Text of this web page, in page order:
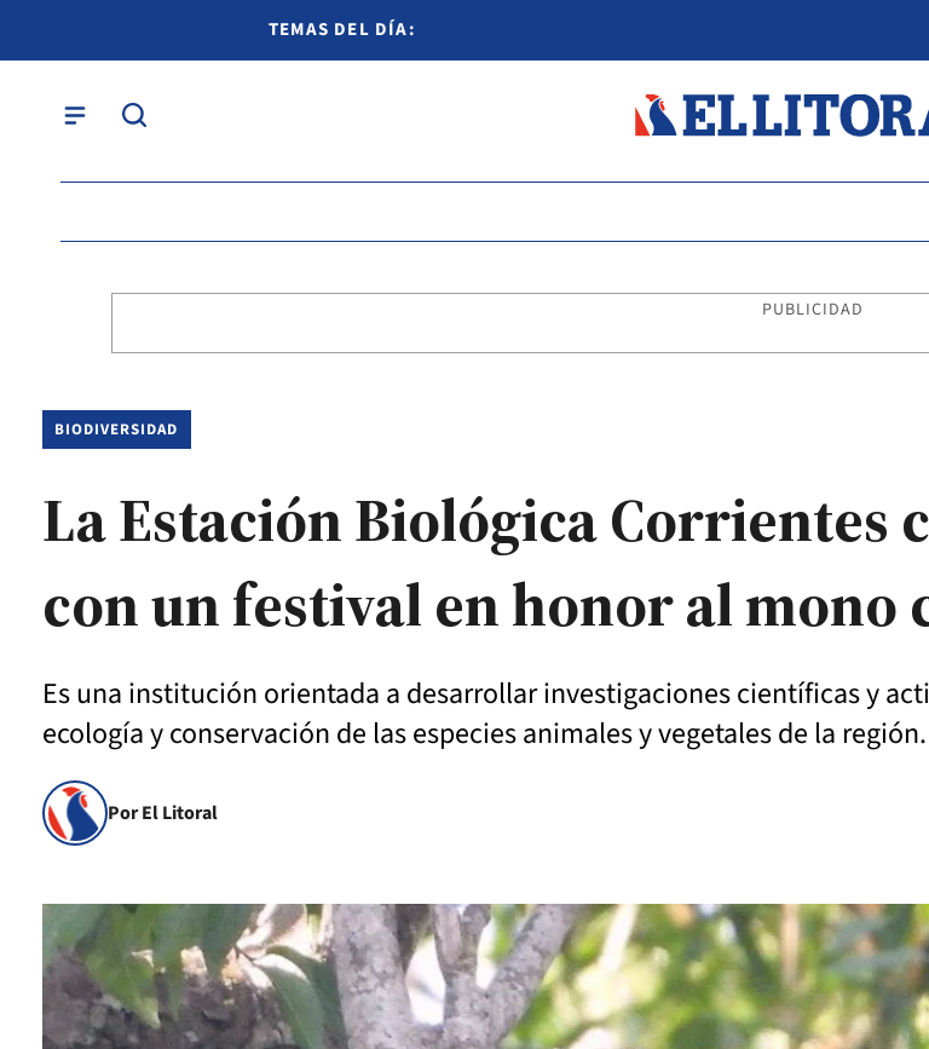
TEMAS DEL DÍA:
PUBLICIDAD
BIODIVERSIDAD
La Estación Biológica Corrientes
con un festival en honor al mono
Es una institución orientada a desarrollar investigaciones científicas y
ecología y conservación de las especies animales y vegetales de la región.
Por El Litoral